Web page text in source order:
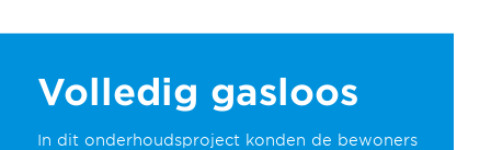
Volledig gasloos
In dit onderhoudsproject konden de bewoners